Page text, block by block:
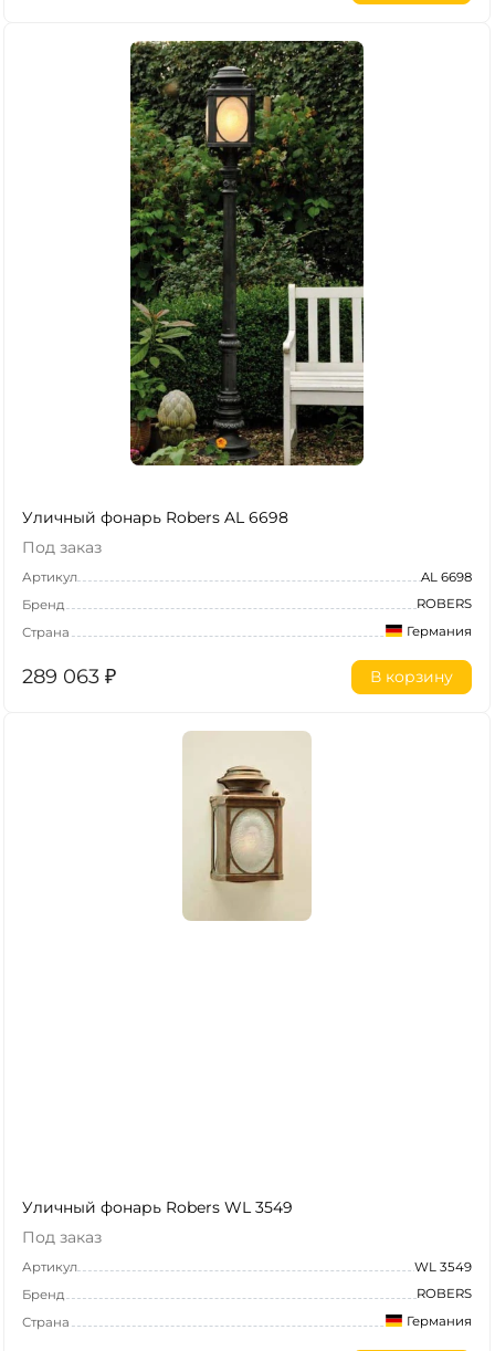
Уличный фонарь Robers AL 6698
Под заказ
Артикул
AL 6698
Бренд
ROBERS
Страна
Германия
289 063 ₽ В корзину
Уличный фонарь Robers WL 3549
Под заказ
Артикул
WL 3549
Бренд
ROBERS
Страна
Германия